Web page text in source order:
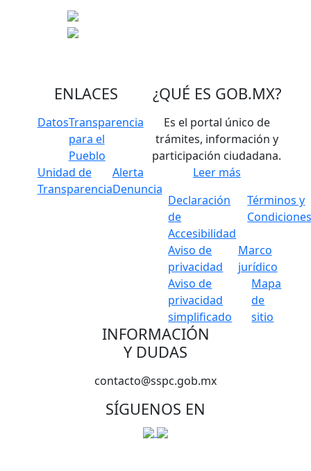
ENLACES
DatosTransparencia
para el
Pueblo
Unidad de
Transparencia
Alerta
Denuncia
¿QUÉ ES GOB.MX?
Es el portal único de
trámites, información y
participación ciudadana.
Leer más
Declaración
de
Accesibilidad
Términos y
Aviso de
privacidad
Marco
jurídico
Aviso de
privacidad
simplificado
Mapa
de
sitio
INFORMACIÓN
Y DUDAS
contacto@sspc.gob.mx
SÍGUENOS EN